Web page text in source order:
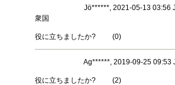
Jö******, 2021-05-13 03:56
衆国
役に立ちましたか? (0)
Ag******, 2019-09-25 09:53
役に立ちましたか? (2)